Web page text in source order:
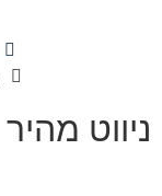
ניווט מהיר